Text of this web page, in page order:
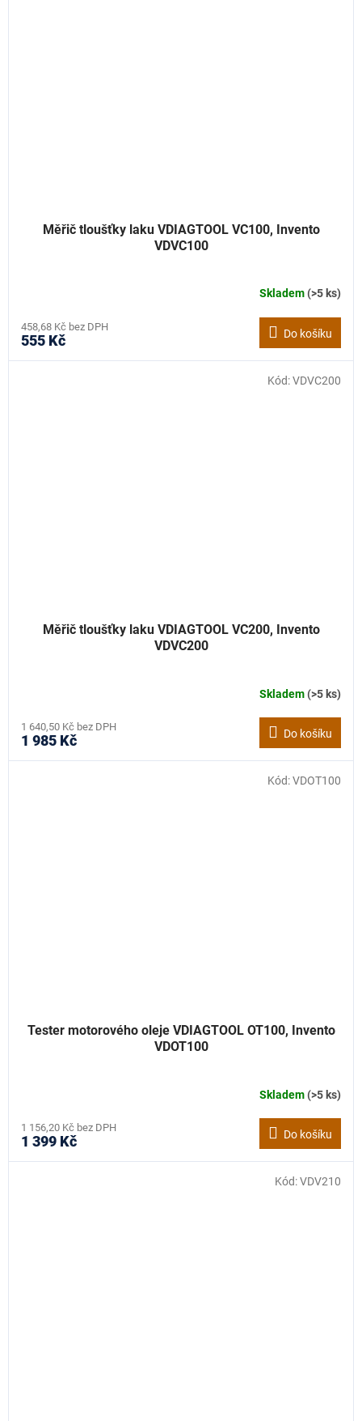
Měřič tloušťky laku VDIAGTOOL VC100, Invento
VDVC100
Skladem(>5 ks)
458,68 Kč bez DPH
555 Kč Do košíku
Měřič tloušťky laku VDIAGTOOL VC200, Invento
VDVC200
Skladem(>5 ks)
1 640,50 Kč bez DPH
1 985 Kč Do košíku
Kód:VDVC200
Tester motorového oleje VDIAGTOOL OT100, Invento
VDOT100
Skladem(>5 ks)
1 156,20 Kč bez DPH
1 399 Kč Do košíku
Kód:VDOT100
Kód:VDV210